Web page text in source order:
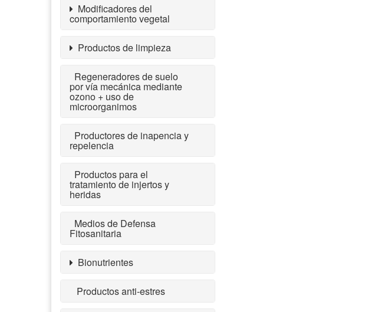
Modificadores del
comportamiento vegetal
Productos de limpieza
Regeneradores de suelo
por vía mecánica mediante
ozono + uso de
microorganimos
Productores de inapencia y
repelencia
Productos para el
tratamiento de injertos y
heridas
Medios de Defensa
Fitosanitaria
Bionutrientes
Productos anti-estres